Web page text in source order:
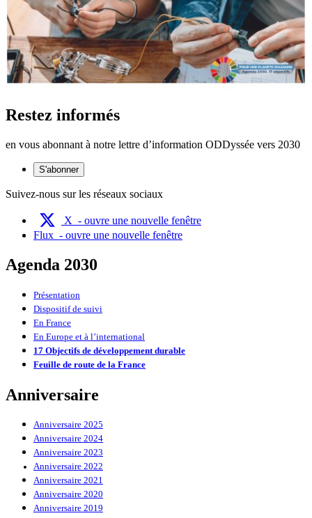
Restez informés
en vous abonnant à notre lettre d’information ODDyssée vers 2030
S'abonner
Suivez-nous sur les réseaux sociaux
X - ouvre une nouvelle fenêtre
Flux - ouvre une nouvelle fenêtre
Agenda 2030
Présentation
Dispositif de suivi
En France
En Europe et à l’international
17 Objectifs de développement durable
Feuille de route de la France
Anniversaire
Anniversaire 2025
Anniversaire 2024
Anniversaire 2023
Anniversaire 2022
Anniversaire 2021
Anniversaire 2020
Anniversaire 2019